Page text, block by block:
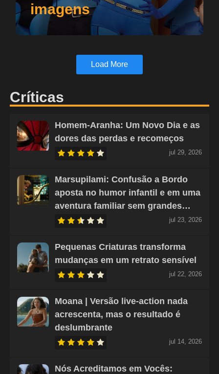
imagens
Load More
Críticas
Homem-Aranha: Um Novo Dia e as
dores das perdas e recomeços
jul 29, 2026
Marsupilami: Confusão a Bordo
aposta no humor infantil e em uma
aventura familiar sem grandes…
jul 23, 2026
Pequenas Criaturas transforma
mudanças em um retrato sensível
jul 22, 2026
Moana | Versão live-action nada
acrescenta, mas o resultado é
deslumbrante
jul 14, 2026
Nós Acreditamos em Vocês: